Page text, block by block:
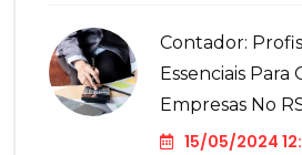
Contador:
Essenciais
Empresas No
15/05/2024